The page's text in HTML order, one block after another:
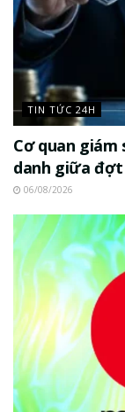
TIN TỨC 24H
Cơ quan
danh giữa đợt
06/08/2026